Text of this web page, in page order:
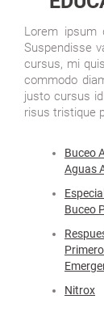
Lorem ipsum
Suspendisse
cursus, mi
commodo
justo cursus
risus tristique
Buceo
Aguas
Buceo
Nitrox